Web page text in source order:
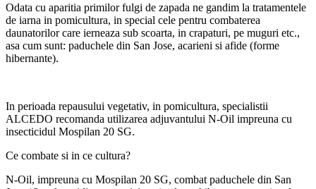
Odata cu aparitia primilor fulgi de zapada ne gandim la tratamentele
de iarna in pomicultura, in special cele pentru combaterea
daunatorilor care ierneaza sub scoarta, in crapaturi, pe muguri etc.,
asa cum sunt: paduchele din San Jose, acarieni si afide (forme
hibernante).
In perioada repausului vegetativ, in pomicultura, specialistii
ALCEDO recomanda utilizarea adjuvantului N-Oil impreuna cu
insecticidul Mospilan 20 SG.
Ce combate si in ce cultura?
N-Oil, impreuna cu Mospilan 20 SG, combat paduchele din San